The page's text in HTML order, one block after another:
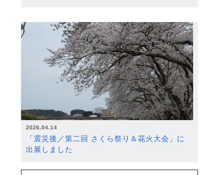
2026.04.14
「震災後／第二回 さくら祭り＆花火大会」に
出展しました